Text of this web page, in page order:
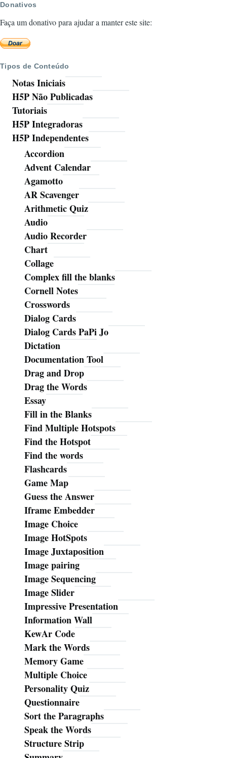
Donativos
Faça um donativo para ajudar a manter este site:
Tipos de Conteúdo
Notas Iniciais
H5P Não Publicadas
Tutoriais
H5P Integradoras
H5P Independentes
Accordion
Advent Calendar
Agamotto
AR Scavenger
Arithmetic Quiz
Audio
Audio Recorder
Chart
Collage
Complex fill the blanks
Cornell Notes
Crosswords
Dialog Cards
Dialog Cards PaPi Jo
Dictation
Documentation Tool
Drag and Drop
Drag the Words
Essay
Fill in the Blanks
Find Multiple Hotspots
Find the Hotspot
Find the words
Flashcards
Game Map
Guess the Answer
Iframe Embedder
Image Choice
Image HotSpots
Image Juxtaposition
Image pairing
Image Sequencing
Image Slider
Impressive Presentation
Information Wall
KewAr Code
Mark the Words
Memory Game
Multiple Choice
Personality Quiz
Questionnaire
Sort the Paragraphs
Speak the Words
Structure Strip